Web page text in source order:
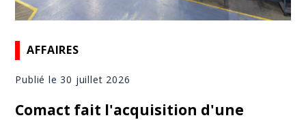
AFFAIRES
Publié le 30 juillet 2026
Comact fait l'acquisition d'une